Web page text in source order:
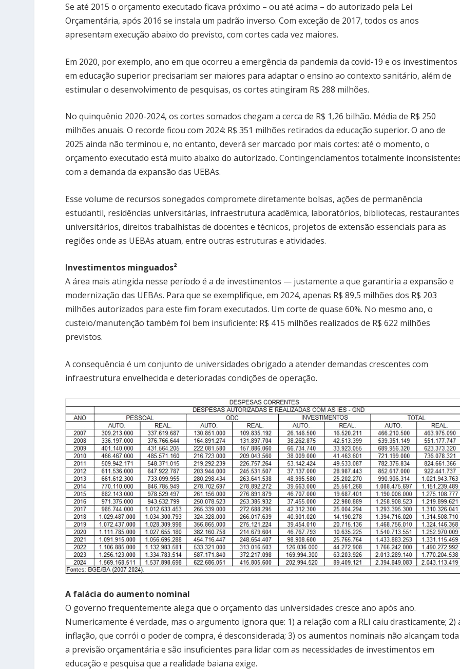
Se até 2015 o orçamento executado ficava próximo – ou até acima – do autorizado pela Lei
Orçamentária, após 2016 se instala um padrão inverso. Com exceção de 2017, todos os anos
apresentam execução abaixo do previsto, com cortes cada vez maiores.
Em 2020, por exemplo, ano em que ocorreu a emergência da pandemia da covid-19 e os investimentos
em educação superior precisariam ser maiores para adaptar o ensino ao contexto sanitário, além de
estimular o desenvolvimento de pesquisas, os cortes atingiram R$ 288 milhões.
No quinquênio 2020-2024, os cortes somados chegam a cerca de R$ 1,26 bilhão. Média de R$ 250
milhões anuais. O recorde ficou com 2024: R$ 351 milhões retirados da educação superior. O ano de
2025 ainda não terminou e, no entanto, deverá ser marcado por mais cortes: até o momento, o
orçamento executado está muito abaixo do autorizado. Contingenciamentos totalmente
com a demanda da expansão das UEBAs.
Esse volume de recursos sonegados compromete diretamente bolsas, ações de permanência
estudantil, residências universitárias, infraestrutura acadêmica, laboratórios, bibliotecas, restaurantes
universitários, direitos trabalhistas de docentes e técnicos, projetos de extensão essenciais para as
regiões onde as UEBAs atuam, entre outras estruturas e atividades.
Investimentos minguados²
A área mais atingida nesse período é a de investimentos — justamente a que garantiria a expansão e
modernização das UEBAs. Para que se exemplifique, em 2024, apenas R$ 89,5 milhões dos R$ 203
milhões autorizados para este fim foram executados. Um corte de quase 60%. No mesmo ano, o
custeio/manutenção também foi bem insuficiente: R$ 415 milhões realizados de R$ 622 milhões
previstos.
A consequência é um conjunto de universidades obrigado a atender demandas crescentes com
infraestrutura envelhecida e deterioradas condições de operação.
A falácia do aumento nominal
O governo frequentemente alega que o orçamento das universidades cresce ano após ano.
Numericamente é verdade, mas o argumento ignora que: 1) a relação com a RLI caiu drasticamente; 2)
inflação, que corrói o poder de compra, é desconsiderada; 3) os aumentos nominais não alcançam toda
a previsão orçamentária e são insuficientes para lidar com as necessidades de investimentos em
educação e pesquisa que a realidade baiana exige.